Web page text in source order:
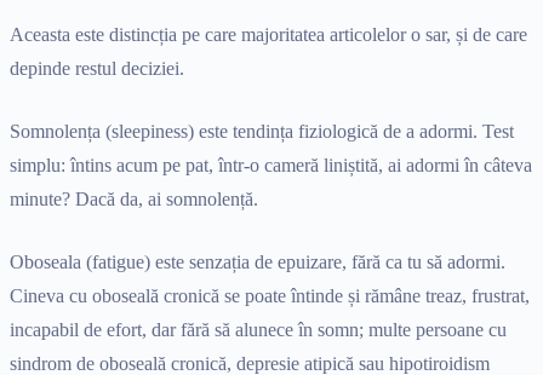
Aceasta este distincția pe care majoritatea articolelor o sar, și de care
depinde restul deciziei.
Somnolența (sleepiness) este tendința fiziologică de a adormi. Test
simplu: întins acum pe pat, într-o cameră liniștită, ai adormi în câteva
minute? Dacă da, ai somnolență.
Oboseala (fatigue) este senzația de epuizare, fără ca tu să adormi.
Cineva cu oboseală cronică se poate întinde și rămâne treaz, frustrat,
incapabil de efort, dar fără să alunece în somn; multe persoane cu
sindrom de oboseală cronică, depresie atipică sau hipotiroidism